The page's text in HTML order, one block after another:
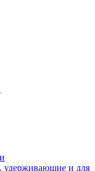
удерживающие и для